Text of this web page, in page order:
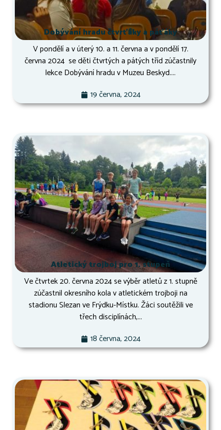
Dobývání hradu čtvrťáky a páťáky
V pondělí a v úterý 10. a 11. června a v pondělí 17.
června 2024 se děti čtvrtých a pátých tříd zúčastnily
lekce Dobývání hradu v Muzeu Beskyd....
19 června, 2024
Atletický trojboj pro 1. stupeň
Ve čtvrtek 20. června 2024 se výběr atletů z 1. stupně
zúčastnil okresního kola v atletickém trojboji na
stadionu Slezan ve Frýdku-Místku. Žáci soutěžili ve
třech disciplínách,...
18 června, 2024